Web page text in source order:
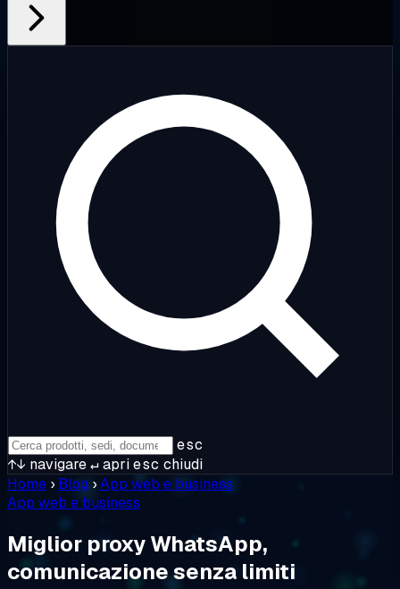
esc
↑↓ navigare↵apriesc chiudi
Home › Blog ›App web e business
App web e business
Miglior proxy WhatsApp,
comunicazione senza limiti